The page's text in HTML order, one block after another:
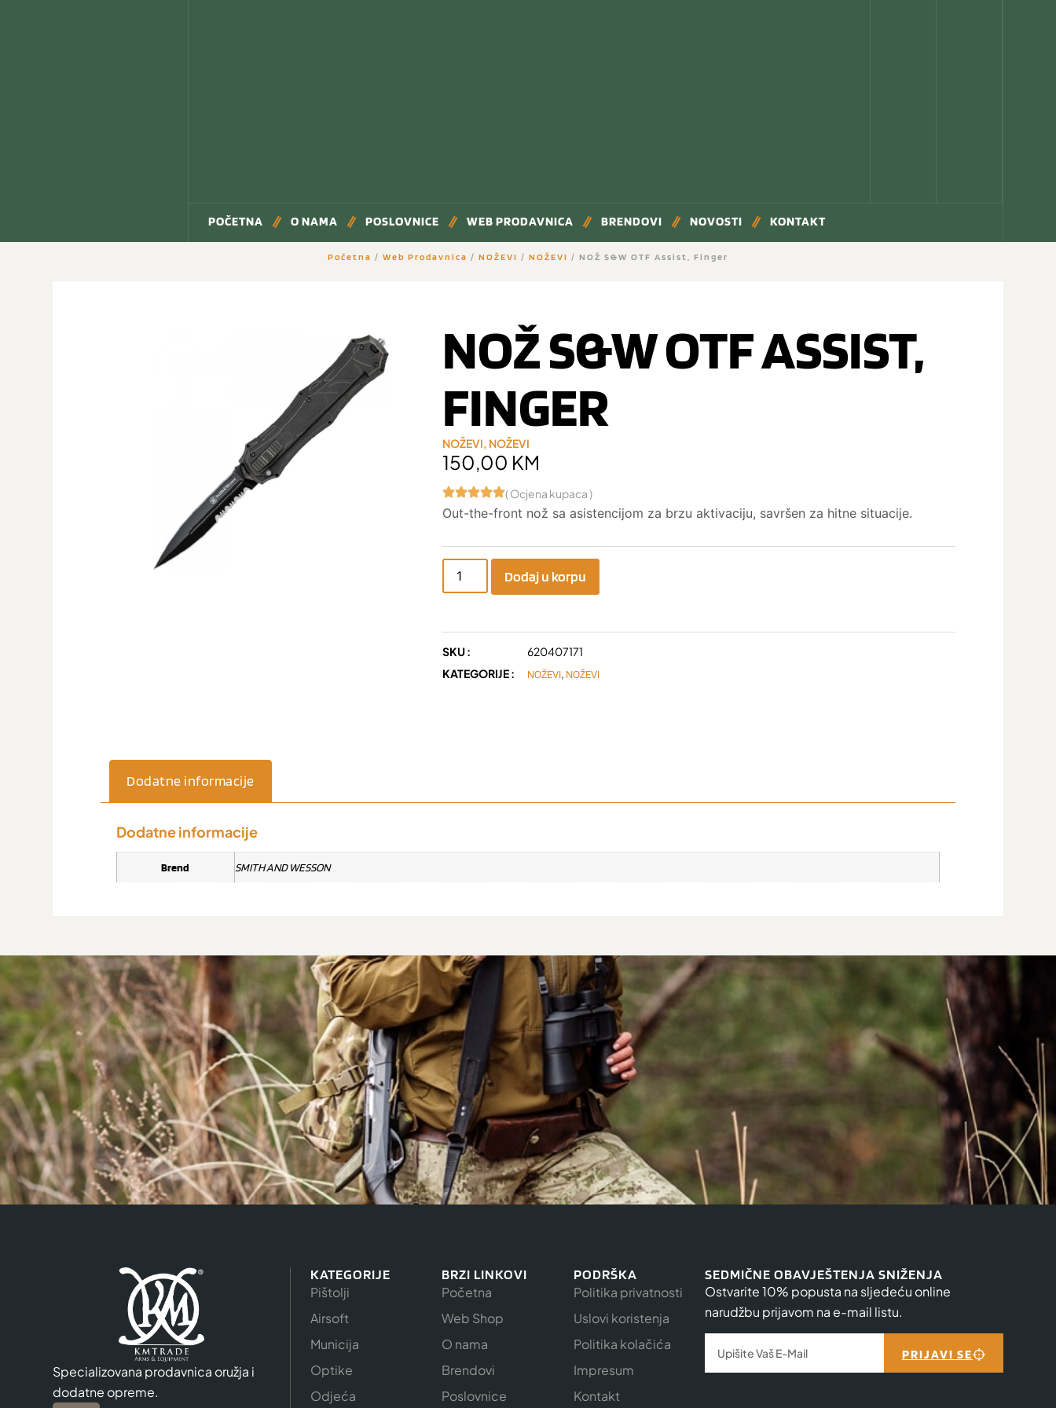
POČETNA O NAMA POSLOVNICE WEB PRODAVNICA BRENDOVI NOVOSTI KONTAKT
Početna / Web Prodavnica / NOŽEVI / NOŽEVI / NOŽ S&W OTF Assist, Finger
NOŽ S&W OTF ASSIST,
FINGER
NOŽEVI, NOŽEVI
150,00 KM
( Ocjena kupaca )
Out-the-front nož sa asistencijom za brzu aktivaciju, savršen za hitne situacije.
Dodaj u korpu
SKU :
620407171
KATEGORIJE :
NOŽEVI, NOŽEVI
Dodatne informacije
Dodatne informacije
Brend SMITH AND WESSON
Specializovana prodavnica oružja i
dodatne opreme.
KATEGORIJE
Pištolji
Airsoft
Municija
Optike
Odjeća
BRZI LINKOVI
Početna
Web Shop
O nama
Brendovi
Poslovnice
PODRŠKA
Politika privatnosti
Uslovi koristenja
Politika kolačića
Impresum
Kontakt
SEDMIČNE OBAVJEŠTENJA SNIŽENJA
Ostvarite 10% popusta na sljedeću online
narudžbu prijavom na e-mail listu.
PRIJAVI SE